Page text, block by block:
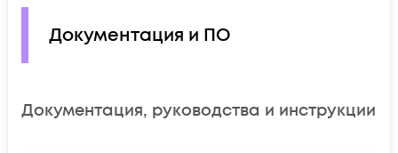
Документация и ПО
Документация, руководства и инструкции